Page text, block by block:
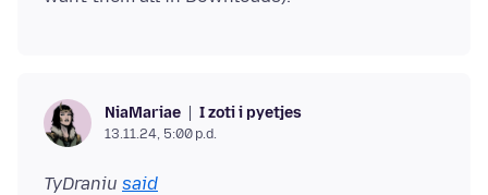
NiaMariae I zoti i pyetjes
13.11.24, 5:00 p.d.
TyDraniu said